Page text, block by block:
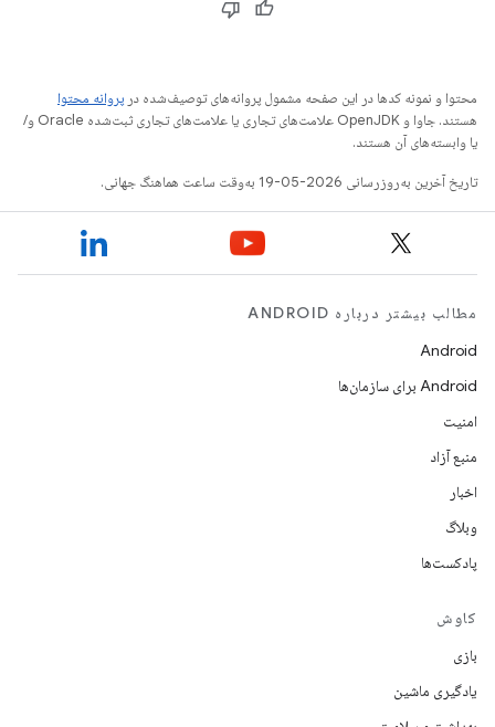
محتوا و نمونه کدها در این صفحه مشمول پروانه‌های توصیف‌شده در پروانه محتوا
هستند. جاوا و OpenJDK علامت‌های تجاری یا علامت‌های تجاری ثبت‌شده Oracle و/
یا وابسته‌های آن هستند.
تاریخ آخرین به‌روزرسانی 2026-05-19 به‌وقت ساعت هماهنگ جهانی.
مطالب بیشتر درباره ANDROID
Android
Android برای سازمان‌ها
امنیت
منبع آزاد
اخبار
وبلاگ
پادکست‌ها
کاوش
بازی
یادگیری ماشین